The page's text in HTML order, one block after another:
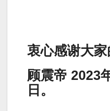
衷心感谢大家
顾震帝 2023
日。